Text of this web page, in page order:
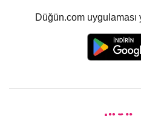
Düğün.com uygulaması